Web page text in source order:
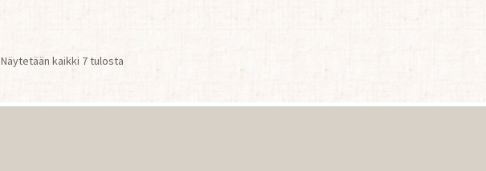
Näytetään kaikki 7 tulosta